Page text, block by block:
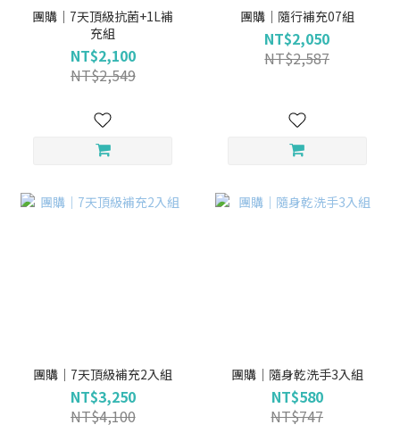
團購｜7天頂級抗菌+1L補
充組
NT$2,100
NT$2,549
團購｜隨行補充07組
NT$2,050
NT$2,587
團購｜7天頂級補充2入組
NT$3,250
NT$4,100
團購｜隨身乾洗手3入組
NT$580
NT$747